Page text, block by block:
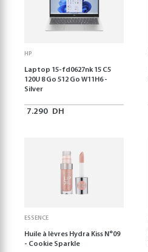
HP
Laptop 15-fd0627nk 15 C5
120U 8 Go 512 Go W11H6 -
Silver
7.290 DH
ESSENCE
Huile à lèvres Hydra Kiss N°09
- Cookie Sparkle